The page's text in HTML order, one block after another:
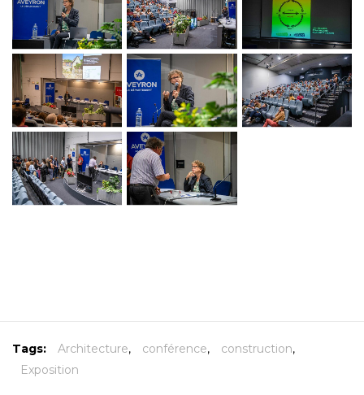
Tags: Architecture, conférence, construction,
Exposition